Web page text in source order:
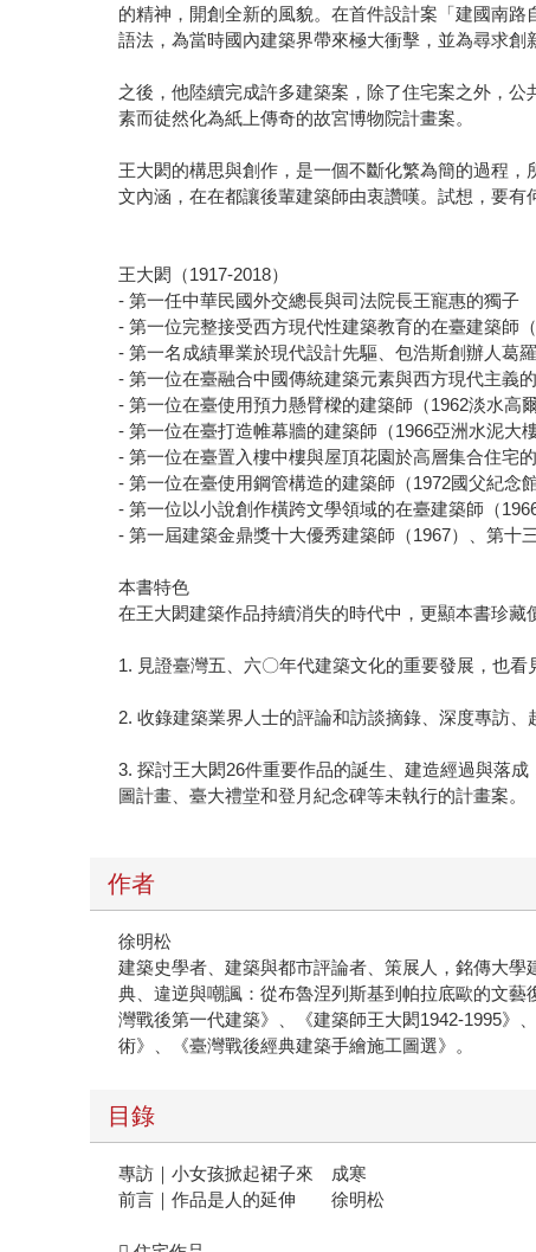
的精神，開創全新的風貌。在首件設計案「建國南
語法，為當時國內建築界帶來極大衝擊，並為尋求創
之後，他陸續完成許多建築案，除了住宅案之外，
素而徒然化為紙上傳奇的故宮博物院計畫案。
王大閎的構思與創作，是一個不斷化繁為簡的過程
文內涵，在在都讓後輩建築師由衷讚嘆。試想，要有
王大閎（1917-2018）
- 第一任中華民國外交總長與司法院長王寵惠的獨子
- 第一位完整接受西方現代性建築教育的在臺建築師
- 第一名成績畢業於現代設計先驅、包浩斯創辦人葛
- 第一位在臺融合中國傳統建築元素與西方現代主義
- 第一位在臺使用預力懸臂樑的建築師（1962淡水高
- 第一位在臺打造帷幕牆的建築師（1966亞洲水泥大樓
- 第一位在臺置入樓中樓與屋頂花園於高層集合住宅
- 第一位在臺使用鋼管構造的建築師（1972國父紀念館
- 第一位以小說創作橫跨文學領域的在臺建築師（
- 第一屆建築金鼎獎十大優秀建築師（1967）、第十
本書特色
在王大閎建築作品持續消失的時代中，更顯本書珍
1. 見證臺灣五、六〇年代建築文化的重要發展，也
2. 收錄建築業界人士的評論和訪談摘錄、深度專訪
3. 探討王大閎26件重要作品的誕生、建造經過與落
圖計畫、臺大禮堂和登月紀念碑等未執行的計畫案。
作者
徐明松
建築史學者、建築與都市評論者、策展人，銘傳大
典、違逆與嘲諷：從布魯涅列斯基到帕拉底歐的文
灣戰後第一代建築》、《建築師王大閎1942-1995》
術》、《臺灣戰後經典建築手繪施工圖選》。
目錄
專訪｜小女孩掀起裙子來 成寒
前言｜作品是人的延伸 徐明松